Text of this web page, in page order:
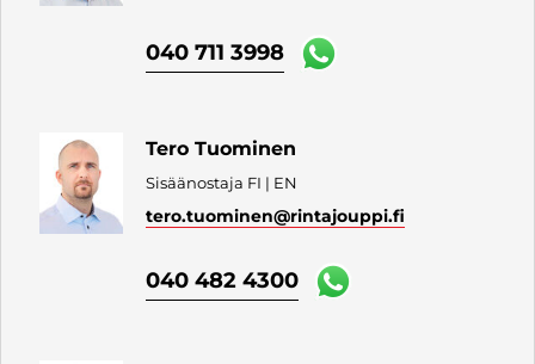
040 711 3998
Tero Tuominen
Sisäänostaja FI | EN
tero.tuominen@rintajouppi.fi
040 482 4300